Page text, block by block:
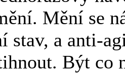
Mění se
stav, a anti-
Být co